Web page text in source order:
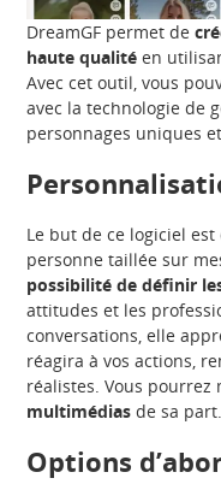
DreamGF permet de
haute qualité en
Avec cet outil, vous
avec la technologie de
personnages uniques
Le but de ce logiciel
personne taillée sur
possibilité de définir
attitudes et les
conversations, elle
réagira à vos actions,
réalistes. Vous pourrez
multimédiasde sa part.
Options